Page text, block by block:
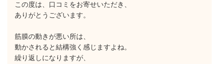
この度は、口コミをお寄せいただき、
ありがとうございます。
筋膜の動きが悪い所は、
動かされると結構強く感じますよね。
繰り返しになりますが、